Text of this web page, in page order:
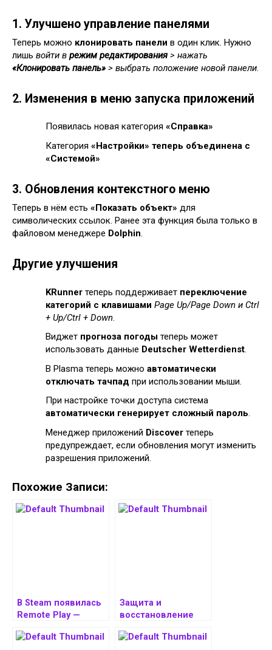
1. Улучшено управление панелями
Теперь можно клонировать панели в один клик. Нужно
лишь войти в режим редактирования > нажать
«Клонировать панель» > выбрать положение новой панели
2. Изменения в меню запуска приложений
Появилась новая категория «Справка»
Категория «Настройки» теперь объединена с
«Системой»
3. Обновления контекстного меню
Теперь в нём есть «Показать объект» для
символических ссылок. Ранее эта функция была только в
файловом менеджере Dolphin.
Другие улучшения
KRunner теперь поддерживает переключение
категорий с клавишами Page Up/Page Down и Ctrl
+ Up/Ctrl + Down
Виджет прогноза погоды теперь может
использовать данные Deutscher Wetterdienst.
В Plasma теперь можно автоматически
отключать тачпад при использовании мыши.
При настройке точки доступа система
автоматически генерирует сложный пароль.
Менеджер приложений Discover теперь
предупреждает, если обновления могут изменить
разрешения приложений.
Похожие Записи:
В Steam появилась
Remote Play —
играть в
Защита и
восстановление